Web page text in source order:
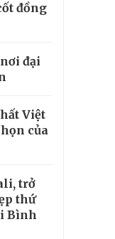
đồng
đại
Việt
của
trở
thứ
Bình